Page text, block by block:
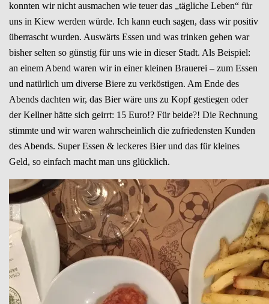
konnten wir nicht ausmachen wie teuer das „tägliche Leben“ für
uns in Kiew werden würde. Ich kann euch sagen, dass wir positiv
überrascht wurden. Auswärts Essen und was trinken gehen war
bisher selten so günstig für uns wie in dieser Stadt. Als Beispiel:
an einem Abend waren wir in einer kleinen Brauerei – zum Essen
und natürlich um diverse Biere zu verköstigen. Am Ende des
Abends dachten wir, das Bier wäre uns zu Kopf gestiegen oder
der Kellner hätte sich geirrt: 15 Euro!? Für beide?! Die Rechnung
stimmte und wir waren wahrscheinlich die zufriedensten Kunden
des Abends. Super Essen & leckeres Bier und das für kleines
Geld, so einfach macht man uns glücklich.